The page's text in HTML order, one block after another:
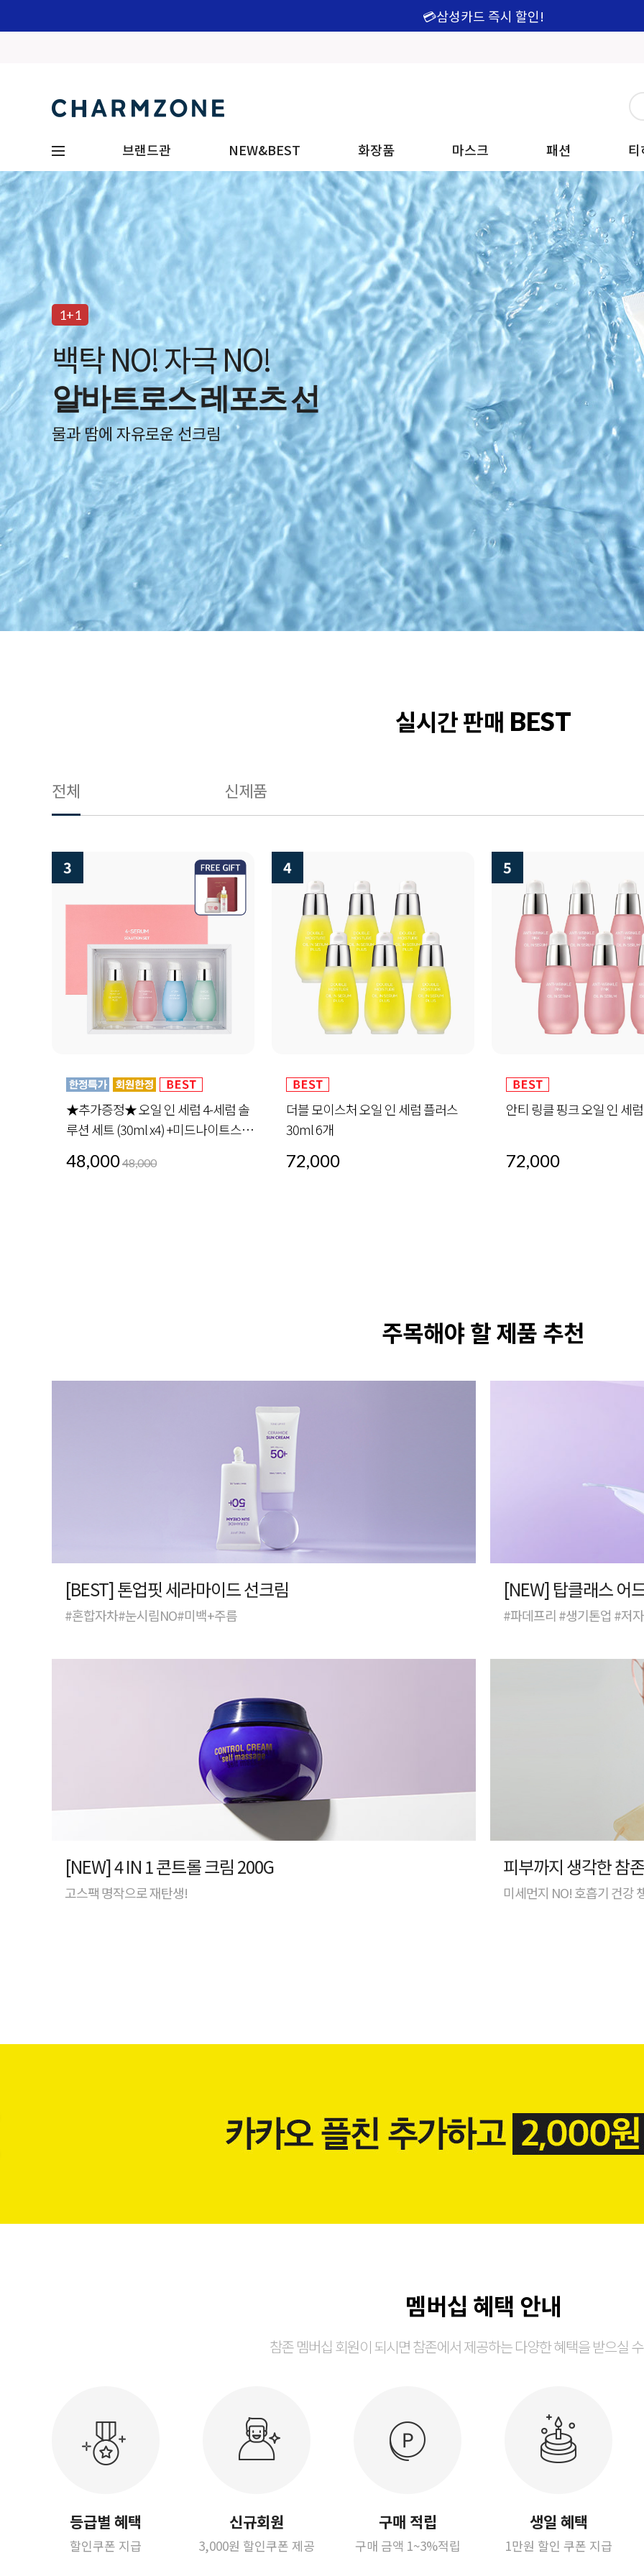
💳삼성카드 즉시 할인!
브랜드관 NEW&BEST 화장품 마스크 패션
1+1
백탁 NO! 자극 NO!
알바트로스 레포츠 선
물과 땀에 자유로운 선크림
실시간 판매 BEST
전체 신제품
3
★추가증정★ 오일 인 세럼 4-세럼 솔
루션 세트 (30ml x4) +미드나이트스페
48,00048,000
4
더블 모이스처 오일 인 세럼 플러스
30ml 6개
72,000
5
안티 링클 핑크 오일 인 세
72,000
주목해야 할 제품 추천
[BEST] 톤업핏 세라마이드 선크림
#혼합자차#눈시림NO#미백+주름
[NEW] 탑클래스 어
#파데프리 #생기톤업 #저
[NEW] 4 IN 1 콘트롤 크림 200G
고스팩 명작으로 재탄생!
피부까지 생각한 참
미세먼지 NO! 호흡기 건강
멤버십 혜택 안내
참존 멤버십 회원이 되시면 참존에서 제공하는 다양한 혜택을 받으실
등급별 혜택
할인쿠폰 지급
신규회원
3,000원 할인쿠폰 제공
구매 적립
구매 금액 1~3%적립
생일 혜택
1만원 할인 쿠폰 지급